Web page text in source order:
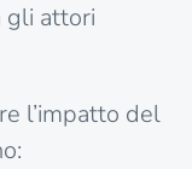
gli attori
l’impatto del